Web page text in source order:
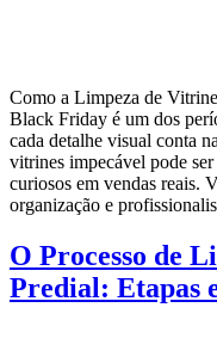
Como a Limpeza de
Black Friday é um dos
cada detalhe visual conta
vitrines impecável pode
curiosos em vendas reais.
organização e
O Processo de
Predial: Etapas